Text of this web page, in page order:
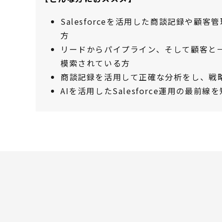
Salesforceを活用した商談記録や顧客
方
リードからパイプライン、そして顧客と
模索されている方
商談記録を活用して正確な分析をし、戦
AIを活用したSalesforce運用の最前線を